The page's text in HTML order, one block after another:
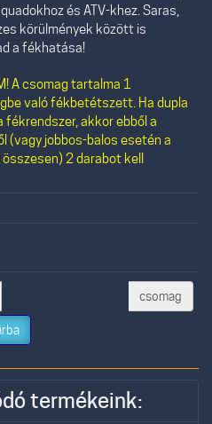
és ATV-khez. Saras,
körülmények között is
a fékhatása!
A csomag tartalma 1
való fékbetétszett. Ha dupla
fékrendszer, akkor ebből a
(vagy jobbos-balos esetén a
2 darabot kell
csomag
termékeink: